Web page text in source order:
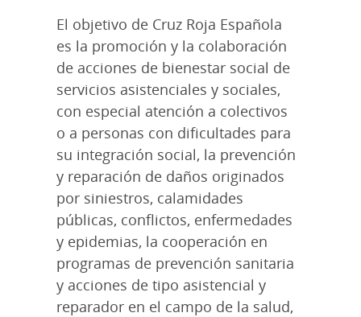
El objetivo de Cruz Roja Española
es la promoción y la colaboración
de acciones de bienestar social de
servicios asistenciales y sociales,
con especial atención a colectivos
o a personas con dificultades para
su integración social, la prevención
y reparación de daños originados
por siniestros, calamidades
públicas, conflictos, enfermedades
y epidemias, la cooperación en
programas de prevención sanitaria
y acciones de tipo asistencial y
reparador en el campo de la salud,